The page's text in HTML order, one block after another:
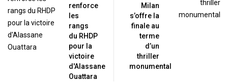
renforce
les
rangs
du RHDP
pour la
victoire
d'Alassane
Ouattara
Milan
s’offre la
finale au
terme
d’un
thriller
monumental